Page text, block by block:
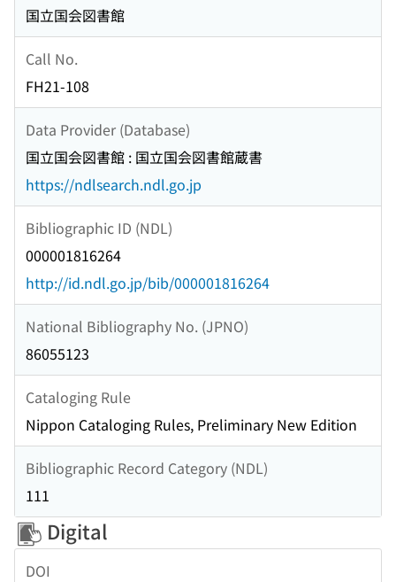
国立国会図書館
Call No.
FH21-108
Data Provider (Database)
国立国会図書館 : 国立国会図書館蔵書
https://ndlsearch.ndl.go.jp
Bibliographic ID (NDL)
000001816264
http://id.ndl.go.jp/bib/000001816264
National Bibliography No. (JPNO)
86055123
Cataloging Rule
Nippon Cataloging Rules, Preliminary New Edition
Bibliographic Record Category (NDL)
111
Digital
DOI